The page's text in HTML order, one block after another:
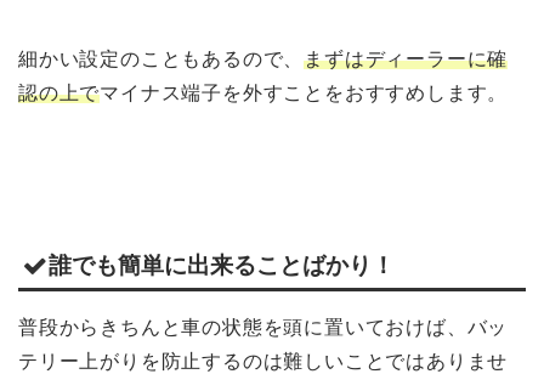
細かい設定のこともあるので、まずはディーラーに確
認の上でマイナス端子を外すことをおすすめします。
誰でも簡単に出来ることばかり！
普段からきちんと車の状態を頭に置いておけば、バッ
テリー上がりを防止するのは難しいことではありませ